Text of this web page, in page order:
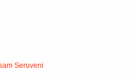
Seruveni